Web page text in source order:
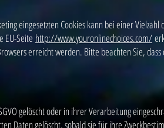
eingesetzten Cookies kann bei einer
EU-Seite http://www.youronlinechoices.com/
erreicht werden. Bitte beachten Sie,
gelöscht oder in ihrer Verarbeitung
Daten gelöscht, sobald sie für ihre